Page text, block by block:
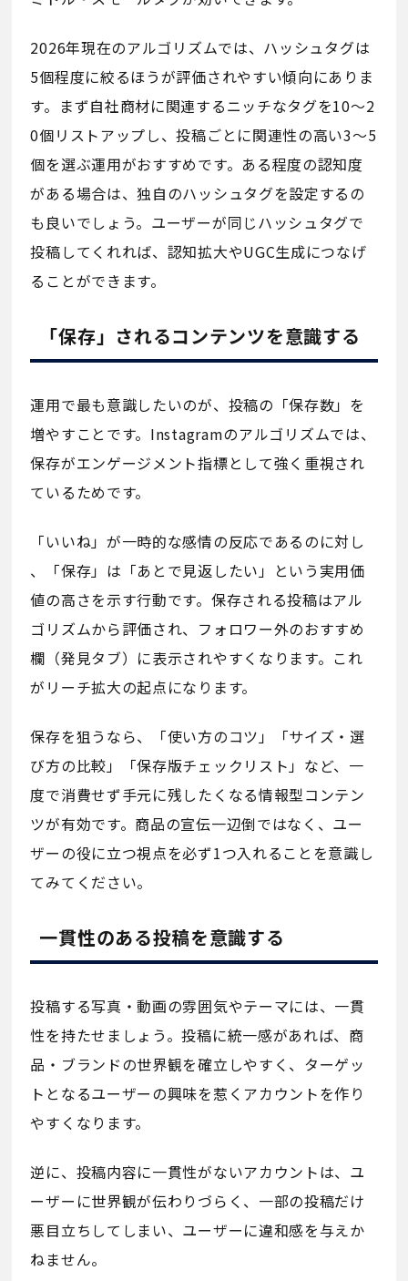
2026年現在のアルゴリズムでは、ハッシュタグは
5個程度に絞るほうが評価されやすい傾向にありま
す。まず自社商材に関連するニッチなタグを10〜2
0個リストアップし、投稿ごとに関連性の高い3〜5
個を選ぶ運用がおすすめです。ある程度の認知度
がある場合は、独自のハッシュタグを設定するの
も良いでしょう。ユーザーが同じハッシュタグで
投稿してくれれば、認知拡大やUGC生成につなげ
ることができます。
「保存」されるコンテンツを意識する
運用で最も意識したいのが、投稿の「保存数」を
増やすことです。Instagramのアルゴリズムでは、
保存がエンゲージメント指標として強く重視され
ているためです。
「いいね」が一時的な感情の反応であるのに対し
、「保存」は「あとで見返したい」という実用価
値の高さを示す行動です。保存される投稿はアル
ゴリズムから評価され、フォロワー外のおすすめ
欄（発見タブ）に表示されやすくなります。これ
がリーチ拡大の起点になります。
保存を狙うなら、「使い方のコツ」「サイズ・選
び方の比較」「保存版チェックリスト」など、一
度で消費せず手元に残したくなる情報型コンテン
ツが有効です。商品の宣伝一辺倒ではなく、ユー
ザーの役に立つ視点を必ず1つ入れることを意識し
てみてください。
一貫性のある投稿を意識する
投稿する写真・動画の雰囲気やテーマには、一貫
性を持たせましょう。投稿に統一感があれば、商
品・ブランドの世界観を確立しやすく、ターゲッ
トとなるユーザーの興味を惹くアカウントを作り
やすくなります。
逆に、投稿内容に一貫性がないアカウントは、ユ
ーザーに世界観が伝わりづらく、一部の投稿だけ
悪目立ちしてしまい、ユーザーに違和感を与えか
ねません。